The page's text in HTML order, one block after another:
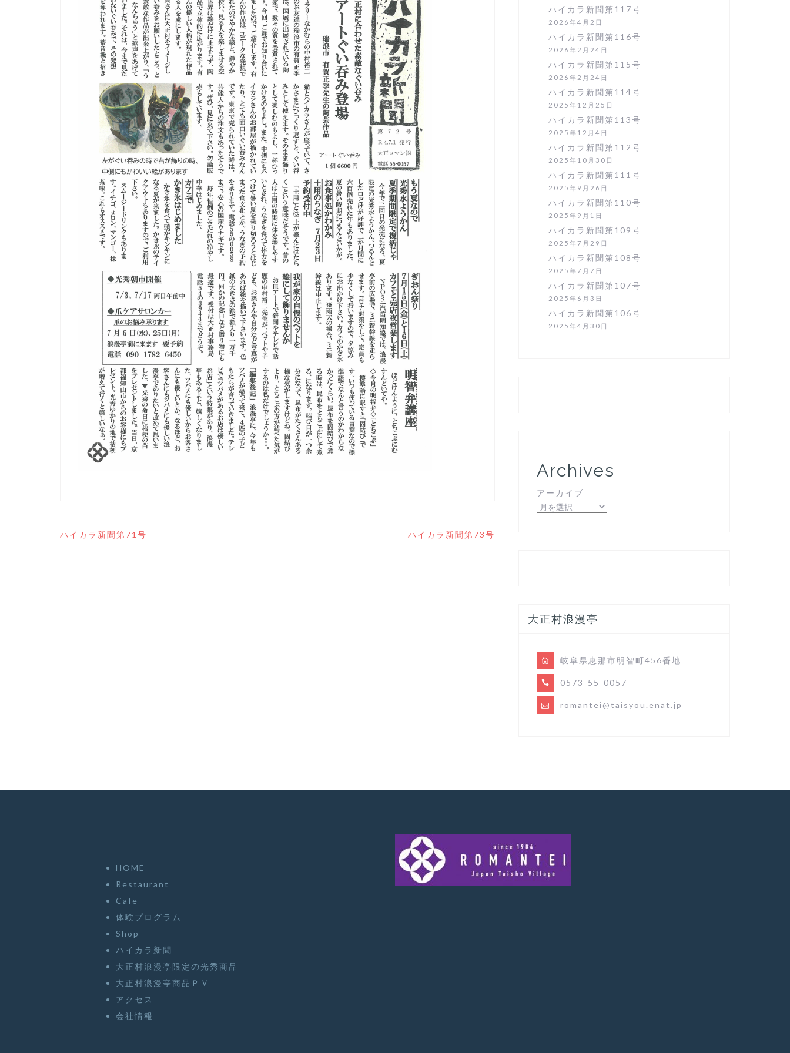
投
ハイカラ新聞第71号 ハイカラ新聞第73号
ハイカラ新聞第117号
2026年4月2日
ハイカラ新聞第116号
2026年2月24日
ハイカラ新聞第115号
2026年2月24日
ハイカラ新聞第114号
2025年12月25日
ハイカラ新聞第113号
2025年12月4日
ハイカラ新聞第112号
2025年10月30日
ハイカラ新聞第111号
2025年9月26日
ハイカラ新聞第110号
2025年9月1日
ハイカラ新聞第109号
2025年7月29日
ハイカラ新聞第108号
2025年7月7日
ハイカラ新聞第107号
2025年6月3日
ハイカラ新聞第106号
2025年4月30日
Archives
アーカイブ
大正村浪漫亭
岐阜県恵那市明智町456番地
0573-55-0057
romantei@taisyou.enat.jp
HOME
Restaurant
Cafe
体験プログラム
Shop
ハイカラ新聞
大正村浪漫亭限定の光秀商品
大正村浪漫亭商品ＰＶ
アクセス
会社情報